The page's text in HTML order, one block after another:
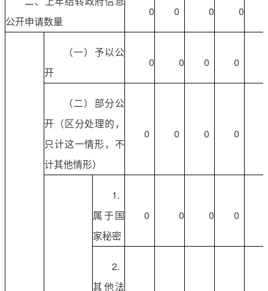
公开申请数量
0 0 0 0
（一）予以公
开
0 0 0 0
（二）部分公
开（区分处理的，
只计这一情形，不
计其他情形）
0 0 0 0
1.
属于国
家秘密
0 0 0 0
2.
其他法